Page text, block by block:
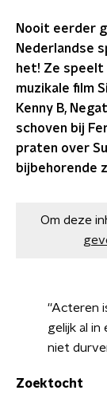
Nooit eerder
Nederlandse
het! Ze speelt
muzikale film
Kenny B,
schoven bij
praten over
bijbehorende
Om deze
''Acteren
gelijk al in
niet
Zoektocht